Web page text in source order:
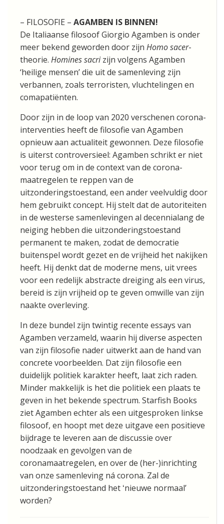
– FILOSOFIE – AGAMBEN IS BINNEN!
De Italiaanse filosoof Giorgio Agamben is onder
meer bekend geworden door zijn Homo sacer-
theorie. Homines sacrizijn volgens Agamben
‘heilige mensen’ die uit de samenleving zijn
verbannen, zoals terroristen, vluchtelingen en
comapatiënten.
Door zijn in de loop van 2020 verschenen corona-
interventies heeft de filosofie van Agamben
opnieuw aan actualiteit gewonnen. Deze filosofie
is uiterst controversieel: Agamben schrikt er niet
voor terug om in de context van de corona-
maatregelen te reppen van de
uitzonderingstoestand, een ander veelvuldig door
hem gebruikt concept. Hij stelt dat de autoriteiten
in de westerse samenlevingen al decennialang de
neiging hebben die uitzonderingstoestand
permanent te maken, zodat de democratie
buitenspel wordt gezet en de vrijheid het nakijken
heeft. Hij denkt dat de moderne mens, uit vrees
voor een redelijk abstracte dreiging als een virus,
bereid is zijn vrijheid op te geven omwille van zijn
naakte overleving.
In deze bundel zijn twintig recente essays van
Agamben verzameld, waarin hij diverse aspecten
van zijn filosofie nader uitwerkt aan de hand van
concrete voorbeelden. Dat zijn filosofie een
duidelijk politiek karakter heeft, laat zich raden.
Minder makkelijk is het die politiek een plaats te
geven in het bekende spectrum. Starfish Books
ziet Agamben echter als een uitgesproken linkse
filosoof, en hoopt met deze uitgave een positieve
bijdrage te leveren aan de discussie over
noodzaak en gevolgen van de
coronamaatregelen, en over de (her-)inrichting
van onze samenleving ná corona. Zal de
uitzonderingstoestand het ʻnieuwe normaalʼ
worden?